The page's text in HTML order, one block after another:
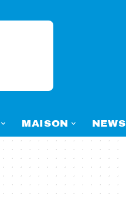
MAISON NEWS